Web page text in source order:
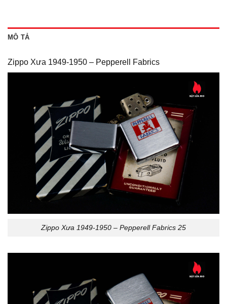
MÔ TẢ
Zippo Xưa 1949-1950 – Pepperell Fabrics
Zippo Xưa 1949-1950 – Pepperell Fabrics 25